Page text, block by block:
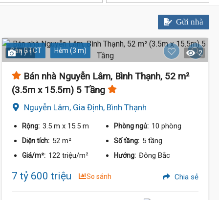
Gửi nhà
Sàn BTCT Hẻm (3 m)
1 / 1 2
Bán nhà Nguyễn Lâm, Bình Thạnh, 52 m²
(3.5m x 15.5m) 5 Tầng
Nguyễn Lâm, Gia Định, Bình Thạnh
Rộng: 3.5 m x 15.5 m Phòng ngủ: 10 phòng
Diện tích: 52 m² Số tầng: 5 tầng
Giá/m²: 122 triệu/m² Hướng: Đông Bắc
7 tỷ 600 triệu So sánh Chia sẻ